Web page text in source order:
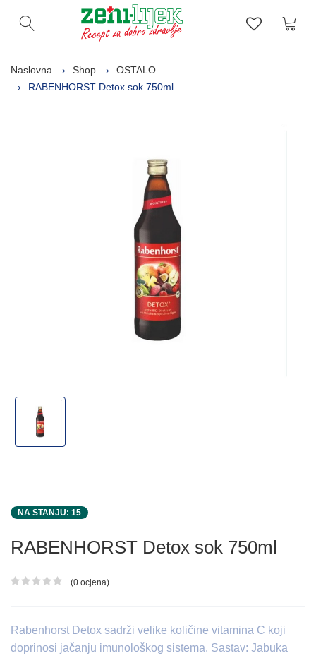
Otvori pretragu Lista
Naslovna Shop
OSTALO
RABENHORST Detox sok 750ml
NA STANJU: 15
RABENHORST Detox sok 750ml
Ocjena proizvoda
(0 ocjena)
Rabenhorst Detox sadrži velike količine vitamina C koji
doprinosi jačanju imunološkog sistema. Sastav: Jabuka